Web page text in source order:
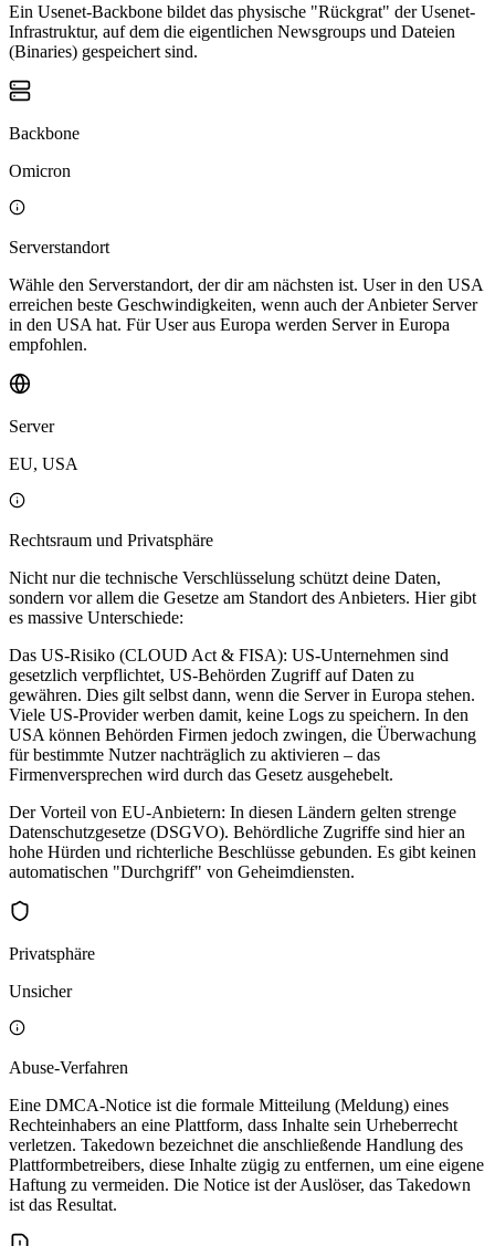
Ein Usenet-Backbone bildet das physische "Rückgrat" der Usenet-
Infrastruktur, auf dem die eigentlichen Newsgroups und Dateien
(Binaries) gespeichert sind.
Backbone
Omicron
Serverstandort
Wähle den Serverstandort, der dir am nächsten ist. User in den USA
erreichen beste Geschwindigkeiten, wenn auch der Anbieter Server
in den USA hat. Für User aus Europa werden Server in Europa
empfohlen.
Server
EU, USA
Rechtsraum und Privatsphäre
Nicht nur die technische Verschlüsselung schützt deine Daten,
sondern vor allem die Gesetze am Standort des Anbieters. Hier gibt
es massive Unterschiede:
Das US-Risiko (CLOUD Act & FISA): US-Unternehmen sind
gesetzlich verpflichtet, US-Behörden Zugriff auf Daten zu
gewähren. Dies gilt selbst dann, wenn die Server in Europa stehen.
Viele US-Provider werben damit, keine Logs zu speichern. In den
USA können Behörden Firmen jedoch zwingen, die Überwachung
für bestimmte Nutzer nachträglich zu aktivieren – das
Firmenversprechen wird durch das Gesetz ausgehebelt.
Der Vorteil von EU-Anbietern: In diesen Ländern gelten strenge
Datenschutzgesetze (DSGVO). Behördliche Zugriffe sind hier an
hohe Hürden und richterliche Beschlüsse gebunden. Es gibt keinen
automatischen "Durchgriff" von Geheimdiensten.
Privatsphäre
Unsicher
Abuse-Verfahren
Eine DMCA-Notice ist die formale Mitteilung (Meldung) eines
Rechteinhabers an eine Plattform, dass Inhalte sein Urheberrecht
verletzen. Takedown bezeichnet die anschließende Handlung des
Plattformbetreibers, diese Inhalte zügig zu entfernen, um eine eigene
Haftung zu vermeiden. Die Notice ist der Auslöser, das Takedown
ist das Resultat.